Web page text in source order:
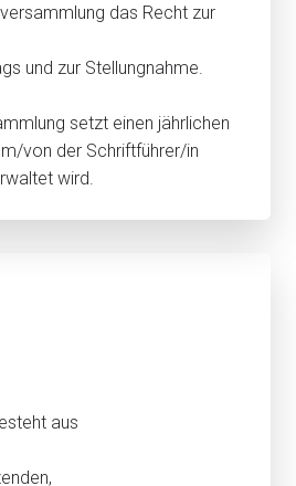
das Recht zur
und zur Stellungnahme.
setzt einen jährlichen
von der Schriftführer/in
wird.
aus